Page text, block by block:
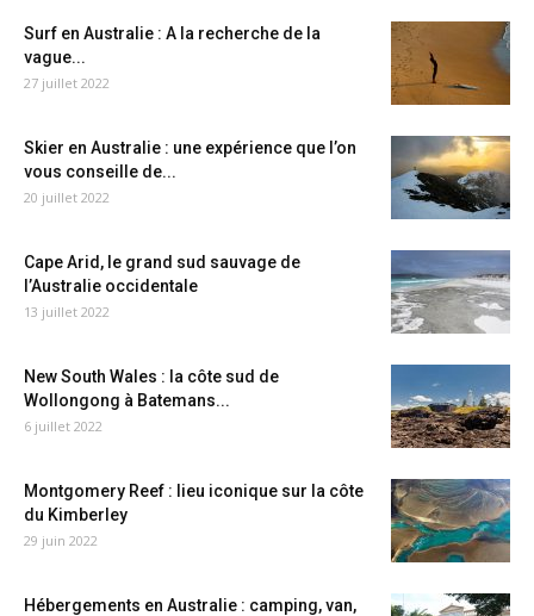
Surf en Australie : A la recherche de la
vague...
27 juillet 2022
Skier en Australie : une expérience que l’on
vous conseille de...
20 juillet 2022
Cape Arid, le grand sud sauvage de
l’Australie occidentale
13 juillet 2022
New South Wales : la côte sud de
Wollongong à Batemans...
6 juillet 2022
Montgomery Reef : lieu iconique sur la côte
du Kimberley
29 juin 2022
Hébergements en Australie : camping, van,